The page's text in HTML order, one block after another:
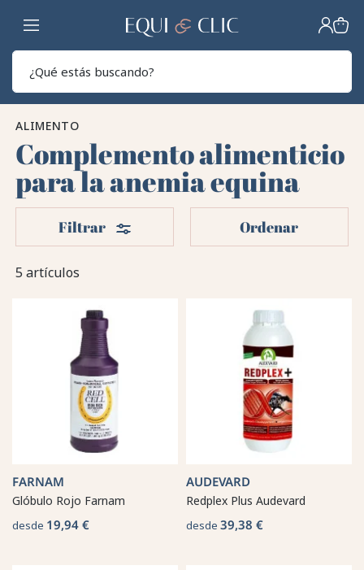
Hogar
ALIMENTO
Complemento alimenticio
para la anemia equina
5 artículos
Filtrar Filtros Ordenar
FARNAM
Glóbulo Rojo Farnam
desde 19,94 €
AUDEVARD
Redplex Plus Audevard
desde 39,38 €